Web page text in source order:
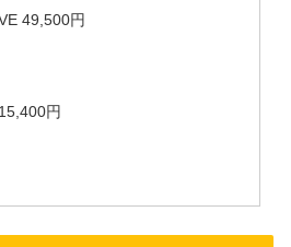
49,500円
円